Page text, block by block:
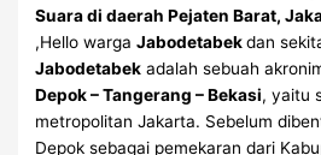
Suara di daerah Pejaten Barat,
,Hello wargaJabodetabekdan
Jabodetabek adalah sebuah
Depok – Tangerang – Bekasi, yaitu
metropolitan Jakarta. Sebelum
Depok sebagai pemekaran dari